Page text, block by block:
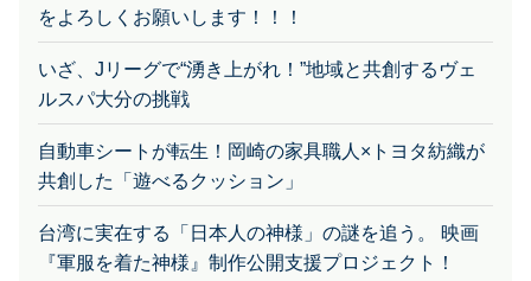
をよろしくお願いします！！！
いざ、Jリーグで“湧き上がれ！”地域と共創するヴェ
ルスパ大分の挑戦
自動車シートが転生！岡崎の家具職人×トヨタ紡織が
共創した「遊べるクッション」
台湾に実在する「日本人の神様」の謎を追う。 映画
『軍服を着た神様』制作公開支援プロジェクト！